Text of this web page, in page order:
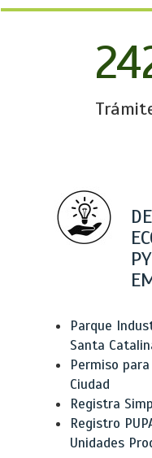
Parque
Santa
Permiso
Ciudad
Registra
Registro
Unidades